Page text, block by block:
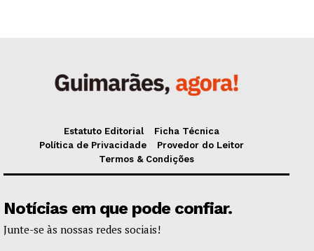
Estatuto Editorial
Ficha Técnica
Política de Privacidade
Provedor do Leitor
Termos & Condições
Notícias em que pode confiar.
Junte-se às nossas redes sociais!